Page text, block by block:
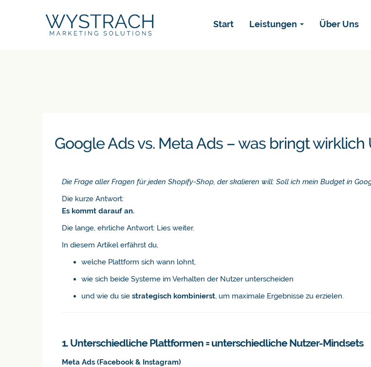
Start Leistungen Über Uns
Google Ads vs. Meta Ads – was bringt
Start Leistungen Über Uns
Die Frage aller Fragen für jeden Shopify-Shop, der skalieren will: Soll ich mein Budget in
Die kurze Antwort:
Es kommt darauf an.
Die lange, ehrliche Antwort: Lies weiter.
In diesem Artikel erfährst du,
welche Plattform sich wann lohnt,
wie sich beide Systeme im Verhalten der Nutzer unterscheiden
und wie du sie strategisch kombinierst, um maximale Ergebnisse zu erzielen.
1. Unterschiedliche Plattformen = unterschiedliche Nutzer-Mindsets
Meta Ads (Facebook & Instagram)